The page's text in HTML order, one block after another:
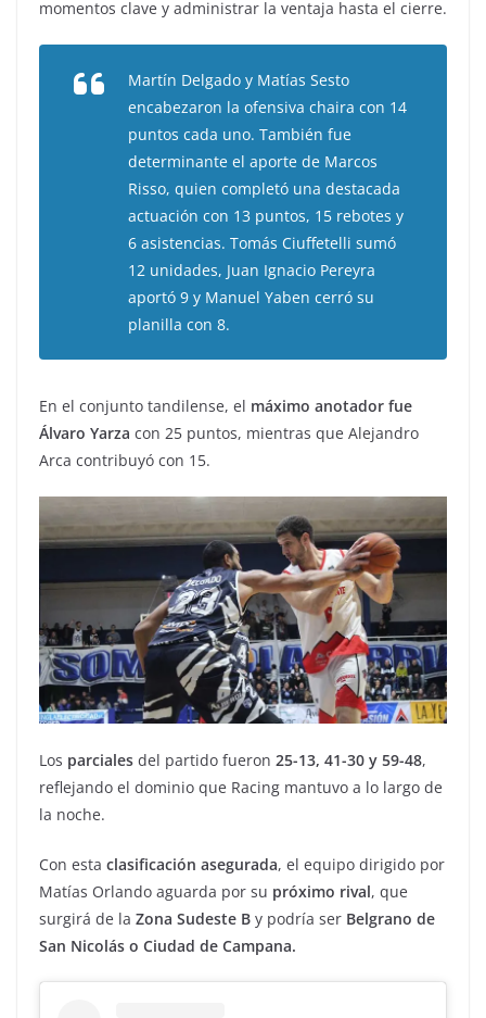
momentos clave y administrar la ventaja hasta el cierre.
Martín Delgado y Matías Sesto
encabezaron la ofensiva chaira con 14
puntos cada uno. También fue
determinante el aporte de Marcos
Risso, quien completó una destacada
actuación con 13 puntos, 15 rebotes y
6 asistencias. Tomás Ciuffetelli sumó
12 unidades, Juan Ignacio Pereyra
aportó 9 y Manuel Yaben cerró su
planilla con 8.
En el conjunto tandilense, el máximo anotador fue
Álvaro Yarza con 25 puntos, mientras que Alejandro
Arca contribuyó con 15.
Los parciales del partido fueron 25-13, 41-30 y 59-48,
reflejando el dominio que Racing mantuvo a lo largo de
la noche.
Con esta clasificación asegurada, el equipo dirigido por
Matías Orlando aguarda por su próximo rival, que
surgirá de la Zona Sudeste B y podría ser Belgrano de
San Nicolás o Ciudad de Campana.